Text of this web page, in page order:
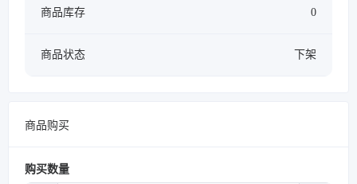
商品库存 0
商品状态 下架
商品购买
购买数量